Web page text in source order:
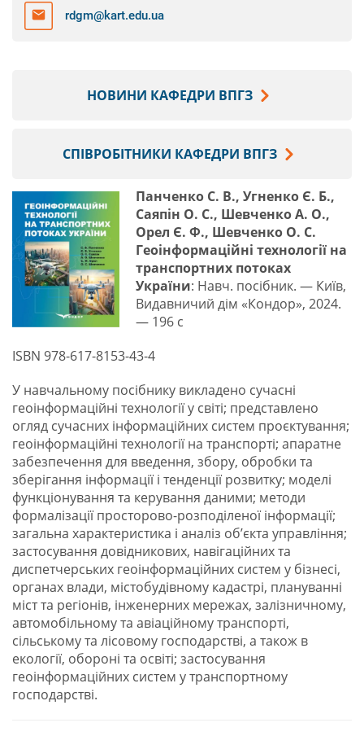
rdgm@kart.edu.ua
НОВИНИ КАФЕДРИ ВПГЗ
СПІВРОБІТНИКИ КАФЕДРИ ВПГЗ
Панченко С. В., Угненко Є. Б.,
Саяпін О. С., Шевченко А. О.,
Орел Є. Ф., Шевченко О. С.
Геоінформаційні технології на
транспортних потоках
України: Навч. посібник. — Київ,
Видавничий дім «Кондор», 2024.
— 196 с
ISBN 978-617-8153-43-4
У навчальному посібнику викладено сучасні
геоінформаційні технології у світі; представлено
огляд сучасних інформаційних систем проєктування;
геоінформаційні технології на транспорті; апаратне
забезпечення для введення, збору, обробки та
зберігання інформації і тенденції розвитку; моделі
функціонування та керування даними; методи
формалізації просторово-розподіленої інформації;
загальна характеристика і аналіз об’єкта управління;
застосування довідникових, навігаційних та
диспетчерських геоінформаційних систем у бізнесі,
органах влади, містобудівному кадастрі, плануванні
міст та регіонів, інженерних мережах, залізничному,
автомобільному та авіаційному транспорті,
сільському та лісовому господарстві, а також в
екології, обороні та освіті; застосування
геоінформаційних систем у транспортному
господарстві.